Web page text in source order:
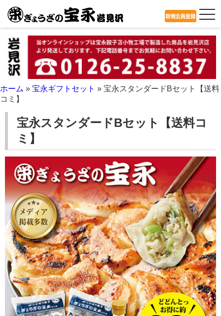
ホーム » 宝永ギフトセット » 宝永スタンダードBセット【送料
コミ】
宝永スタンダードBセット【送料コ
ミ】